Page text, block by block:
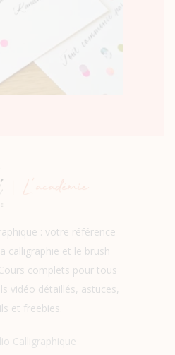
: votre référence
calligraphie et le brush
complets pour tous
vidéo détaillés, astuces,
et freebies.
Calligraphique